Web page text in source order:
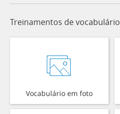
Treinamentos de vocabulário
Vocabulário em foto